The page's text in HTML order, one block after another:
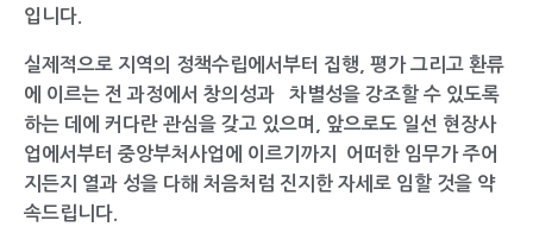
입니다.
실제적으로 지역의 정책수립에서부터 집행, 평가 그리고 환류
에 이르는 전 과정에서 창의성과 차별성을 강조할 수 있도록
하는 데에 커다란 관심을 갖고 있으며, 앞으로도 일선 현장사
업에서부터 중앙부처사업에 이르기까지 어떠한 임무가 주어
지든지 열과 성을 다해 처음처럼 진지한 자세로 임할 것을 약
속드립니다.